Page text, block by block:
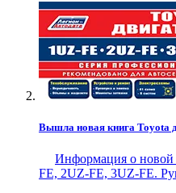
Вышла новая книга Toyota
Информация о новой
FE, 2UZ-FE, 3UZ-FE.